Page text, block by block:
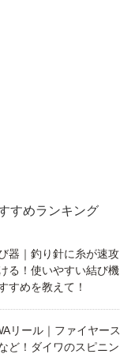
すめランキング
器｜釣り針に糸が速攻
る！使いやすい結び機
すめを教えて！
リール｜ファイヤース
ど！ダイワのスピニン